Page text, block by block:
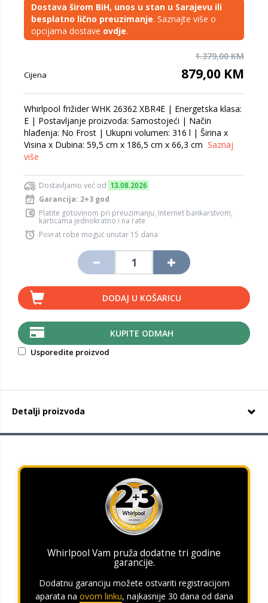
Dostava širom BiH, unos u stan u Sarajevu ili
besplatno lično preuzimanje. Saznajte više o
opcijama dostave ovdje.
1.379,00 KM
Cijena 879,00 KM
Whirlpool frižider WHK 26362 XBR4E | Energetska klasa:
E | Postavljanje proizvoda: Samostojeći | Način
hlađenja: No Frost | Ukupni volumen: 316 l | Širina x
Visina x Dubina: 59,5 cm x 186,5 cm x 66,3 cm Saznaj
više
Dostavljamo već od 13.08.2026
Garancija: 2+3 god
Platite gotovinom pri preuzimanju, Internet bankarstvom,
karticama jednokratno i na rate
Povrat robe moguć unutar 15 dana
DODAJ U KOŠARICU
KUPITE ODMAH
Usporedite proizvod
Detalji proizvoda
Whirlpool Vam pruža dodatne tri godine
garancije.
Dodatnu garanciju možete ostvariti registracijom
aparata na ovom linku, najkasnije 30 dana od dana